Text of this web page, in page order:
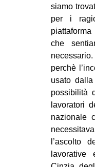
siamo
per i
che
perchè
usato
possibilità
lavoratori
nazionale
l’ascolto